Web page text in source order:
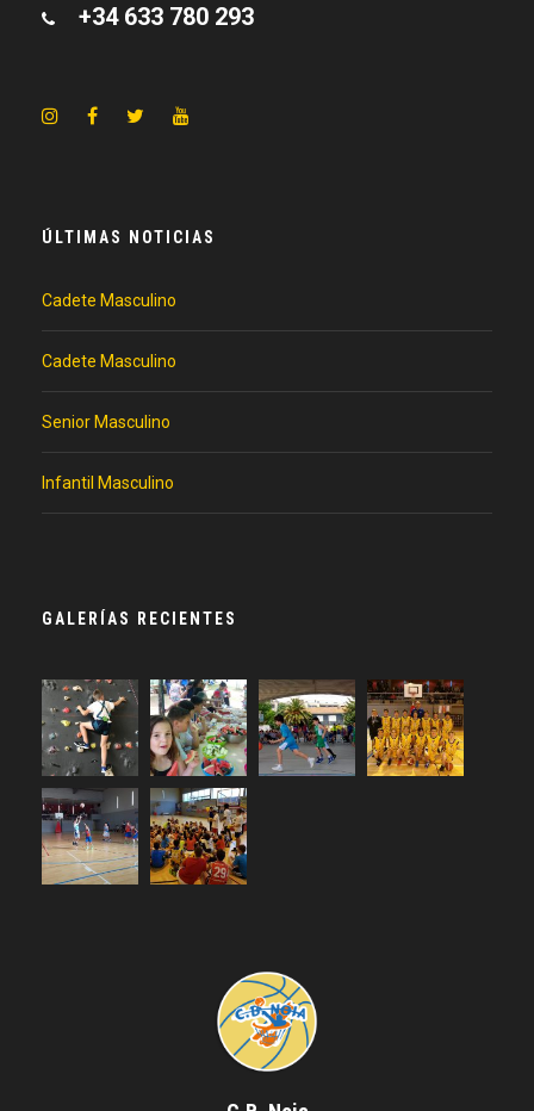
+34 633 780 293
ÚLTIMAS NOTICIAS
Cadete Masculino
Cadete Masculino
Senior Masculino
Infantil Masculino
GALERÍAS RECIENTES